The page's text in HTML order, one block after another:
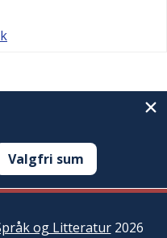
Valgfri sum
og Litteratur2026